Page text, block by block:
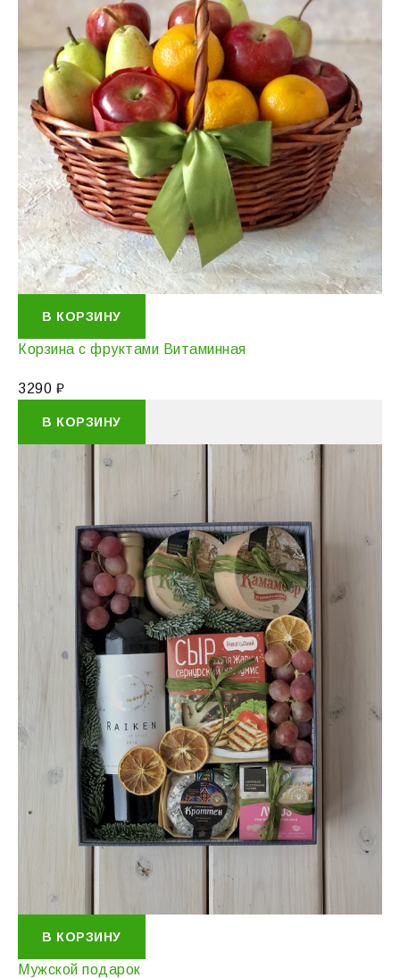
В КОРЗИНУ
Корзина с фруктами Витаминная
3290 ₽
В КОРЗИНУ
В КОРЗИНУ
Мужской подарок